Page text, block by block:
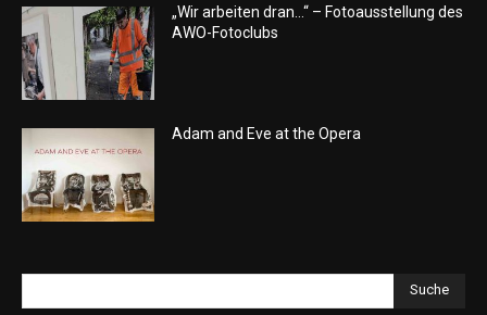
„Wir arbeiten dran…“ – Fotoausstellung des
AWO-Fotoclubs
Adam and Eve at the Opera
Suche